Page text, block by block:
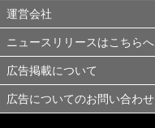
運営会社
ニュースリリースはこちらへ
広告掲載について
広告についてのお問い合わせ